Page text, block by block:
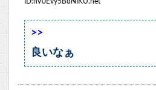
>>
良いなぁ